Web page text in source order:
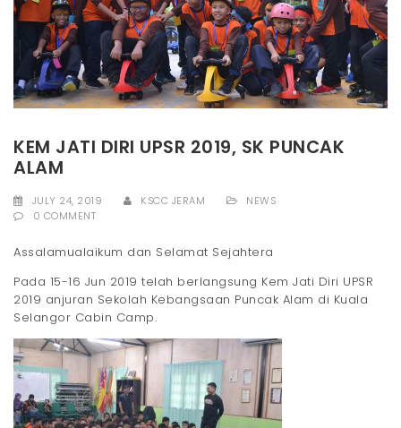
t
i
o
n
KEM JATI DIRI UPSR 2019, SK PUNCAK
ALAM
JULY 24, 2019 KSCC JERAM
NEWS
0 COMMENT
Assalamualaikum dan Selamat Sejahtera
Pada 15-16 Jun 2019 telah berlangsung Kem Jati Diri UPSR
2019 anjuran Sekolah Kebangsaan Puncak Alam di Kuala
Selangor Cabin Camp.